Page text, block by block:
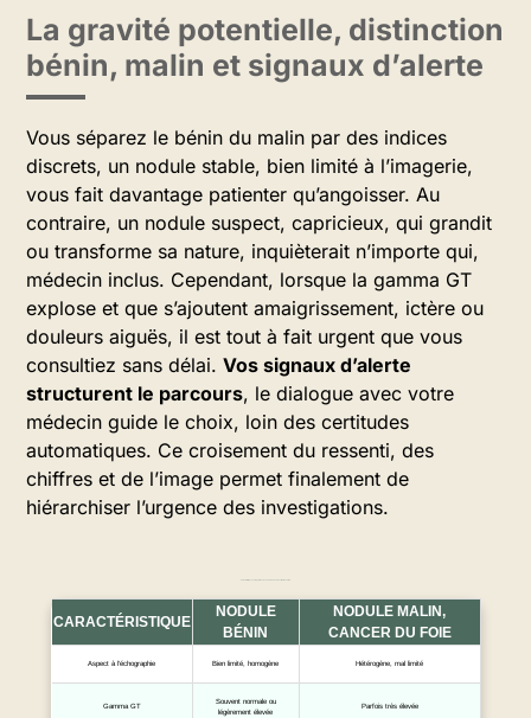
La gravité potentielle, distinction
bénin, malin et signaux d’alerte
Vous séparez le bénin du malin par des indices
discrets, un nodule stable, bien limité à l’imagerie,
vous fait davantage patienter qu’angoisser. Au
contraire, un nodule suspect, capricieux, qui grandit
ou transforme sa nature, inquièterait n’importe qui,
médecin inclus. Cependant, lorsque la gamma GT
explose et que s’ajoutent amaigrissement, ictère ou
douleurs aiguës, il est tout à fait urgent que vous
consultiez sans délai. Vos signaux d’alerte
structurent le parcours, le dialogue avec votre
médecin guide le choix, loin des certitudes
automatiques. Ce croisement du ressenti, des
chiffres et de l’image permet finalement de
hiérarchiser l’urgence des investigations.
CARACTÉRISTIQUE
NODULE
BÉNIN
NODULE MALIN,
CANCER DU FOIE
Aspect à l’échographie Bien limité, homogène Hétérogène, mal limité
Gamma GT
Souvent normale ou
légèrement élevée
Parfois très élevée